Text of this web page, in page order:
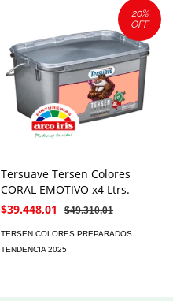
20%
OFF
Tersuave Tersen Colores
CORAL EMOTIVO x4 Ltrs.
$39.448,01
$49.310,01
TERSEN COLORES PREPARADOS
TENDENCIA 2025